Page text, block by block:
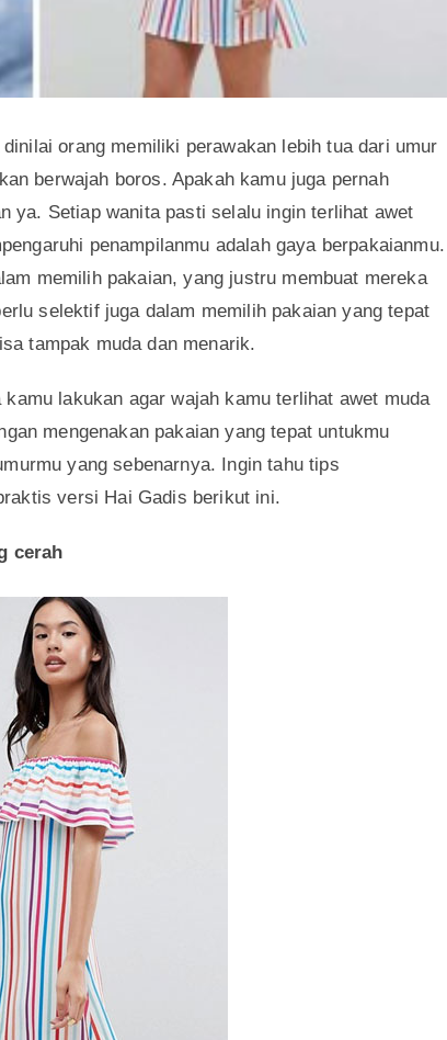
orang memiliki perawakan lebih tua dari umur
berwajah boros. Apakah kamu juga pernah
penampilanmu adalah gaya berpakaianmu.
memilih pakaian, yang justru membuat mereka
selektif juga dalam memilih pakaian yang tepat
tampak muda dan menarik.
lakukan agar wajah kamu terlihat awet muda
mengenakan pakaian yang tepat untukmu
yang sebenarnya. Ingin tahu tips
versi Hai Gadis berikut ini.
cerah